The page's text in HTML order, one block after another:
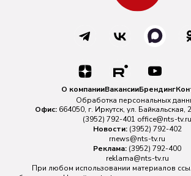
О компанииВакансииБрендинг
Обработка персональных
Офис: 664050, г. Иркутск, ул. Байкальская,
(3952) 792-401 office@nts-tv.ru
Новости: (3952) 792-402
rnews@nts-tv.ru
Реклама: (3952) 792-400
reklama@nts-tv.ru
При любом использовании материалов